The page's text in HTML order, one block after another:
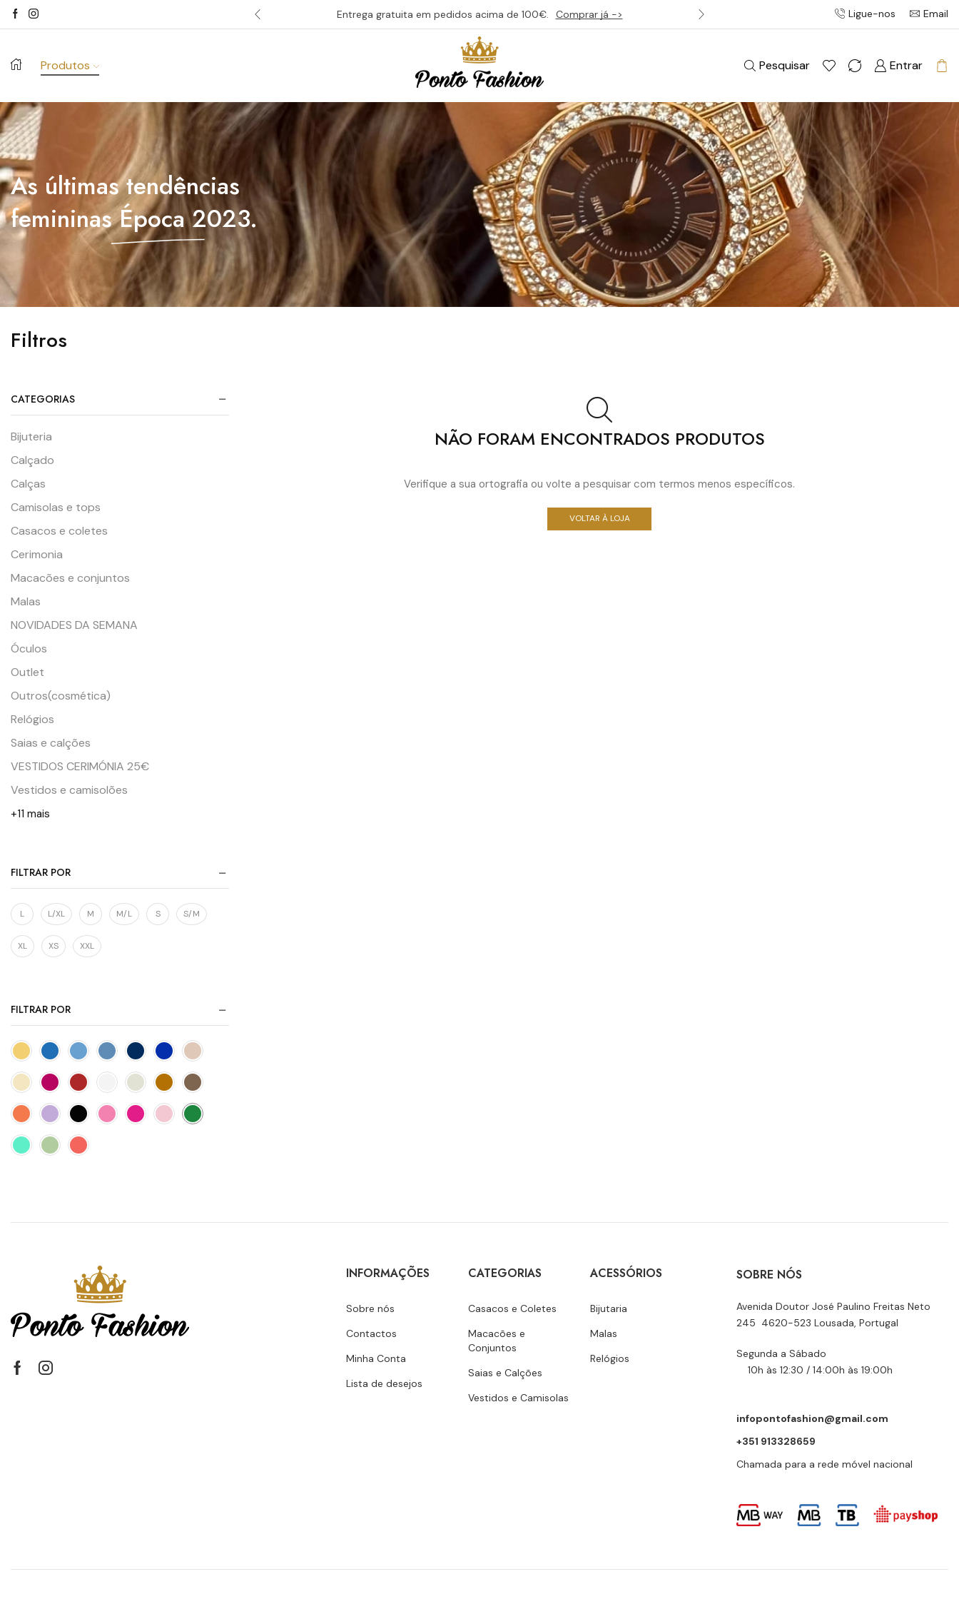
acima de 100€. Entrega gratuita em pedidos acima de 100€. Comprar já -> Entrega gratuita em pedidos
Ligue-nos Email
Produtos Pesquisar Entrar
As últimas tendências
femininasÉpoca 2023.
NÃO FORAM ENCONTRADOS PRODUTOS
Verifique a sua ortografia ou volte a pesquisar com termos menos específicos.
VOLTAR À LOJA
Filtros
CATEGORIAS
Bijuteria
Calçado
Calças
Camisolas e tops
Casacos e coletes
Cerimonia
Macacões e conjuntos
Malas
NOVIDADES DA SEMANA
Óculos
Outlet
Outros(cosmética)
Relógios
Saias e calções
VESTIDOS CERIMÓNIA 25€
Vestidos e camisolões
+11 mais
FILTRAR POR
L L/XL M M/L S S/M
XL XS XXL
FILTRAR POR
INFORMAÇÕES
Sobre nós
Contactos
Minha Conta
Lista de desejos
CATEGORIAS
Casacos e Coletes
Macacões e
Conjuntos
Saias e Calções
Vestidos e Camisolas
ACESSÓRIOS
Bijutaria
Malas
Relógios
SOBRE NÓS
Avenida Doutor José Paulino Freitas Neto
245 4620-523 Lousada, Portugal
Segunda a Sábado
10h às 12:30 / 14:00h às 19:00h
infopontofashion@gmail.com
+351 913328659
Chamada para a rede móvel nacional